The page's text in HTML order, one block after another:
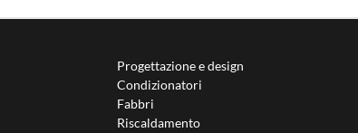
Progettazione e design
Condizionatori
Fabbri
Riscaldamento